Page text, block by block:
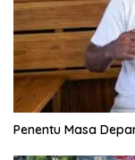
Penentu Masa